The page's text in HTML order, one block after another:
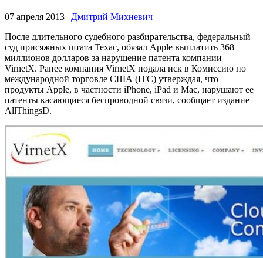
07 апреля 2013 | Дмитрий Михневич
После длительного судебного разбирательства, федеральный
суд присяжных штата Техас, обязал Apple выплатить 368
миллионов долларов за нарушение патента компании
VirnetX. Ранее компания VirnetX подала иск в Комиссию по
международной торговле США (ITC) утверждая, что
продукты Apple, в частности iPhone, iPad и Mac, нарушают ее
патенты касающиеся беспроводной связи, сообщает издание
AllThingsD.